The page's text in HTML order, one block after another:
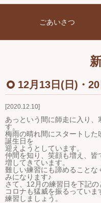
プレジュニア クラス
Ｑ＆Ａ
お問い合わせ
ジュニアオケブログ
ごあいさつ
2020.12.10
12月13日(日)・
あっという間に師走に入り
す。
梅雨の晴れ間にスタートし
誕生日を
迎えようとしています。
仲間を知り、笑顔も増え、皆
増してきています。
難しい練習にも諦めること
みになります♪
さて、12月の練習日を下記の
コロナも猛威を振るってい
練習しましょう。